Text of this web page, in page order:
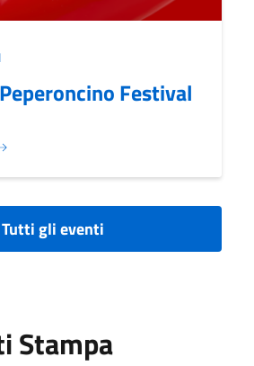
Festival
FESTIVAL}
Tutti gli eventi
Stampa